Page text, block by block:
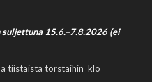
15.6.–7.8.2026 (ei
tiistaista torstaihin klo